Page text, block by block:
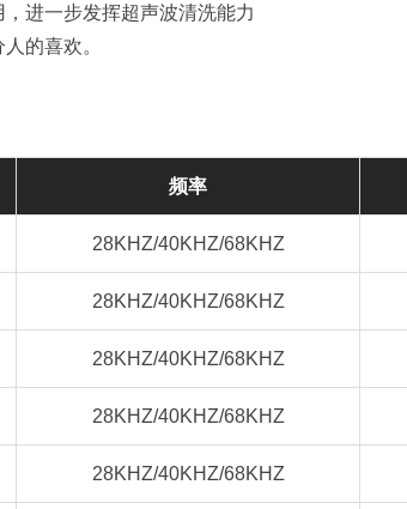
进一步发挥超声波清洗能力
的喜欢。
频率
28KHZ/40KHZ/68KHZ
28KHZ/40KHZ/68KHZ
28KHZ/40KHZ/68KHZ
28KHZ/40KHZ/68KHZ
28KHZ/40KHZ/68KHZ